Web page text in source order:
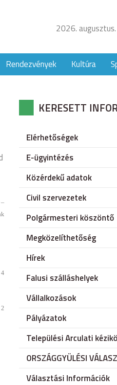
2026.
Rendezvények Kultúra
–
KERESETT
Elérhetőségek
E-ügyintézés
Közérdekű adatok
Civil szervezetek
Polgármesteri köszöntő
Megközelíthetőség
Hírek
Falusi szálláshelyek
Vállalkozások
Pályázatok
Települési Arculati
ORSZÁGGYÜLÉSI
Választási Információk